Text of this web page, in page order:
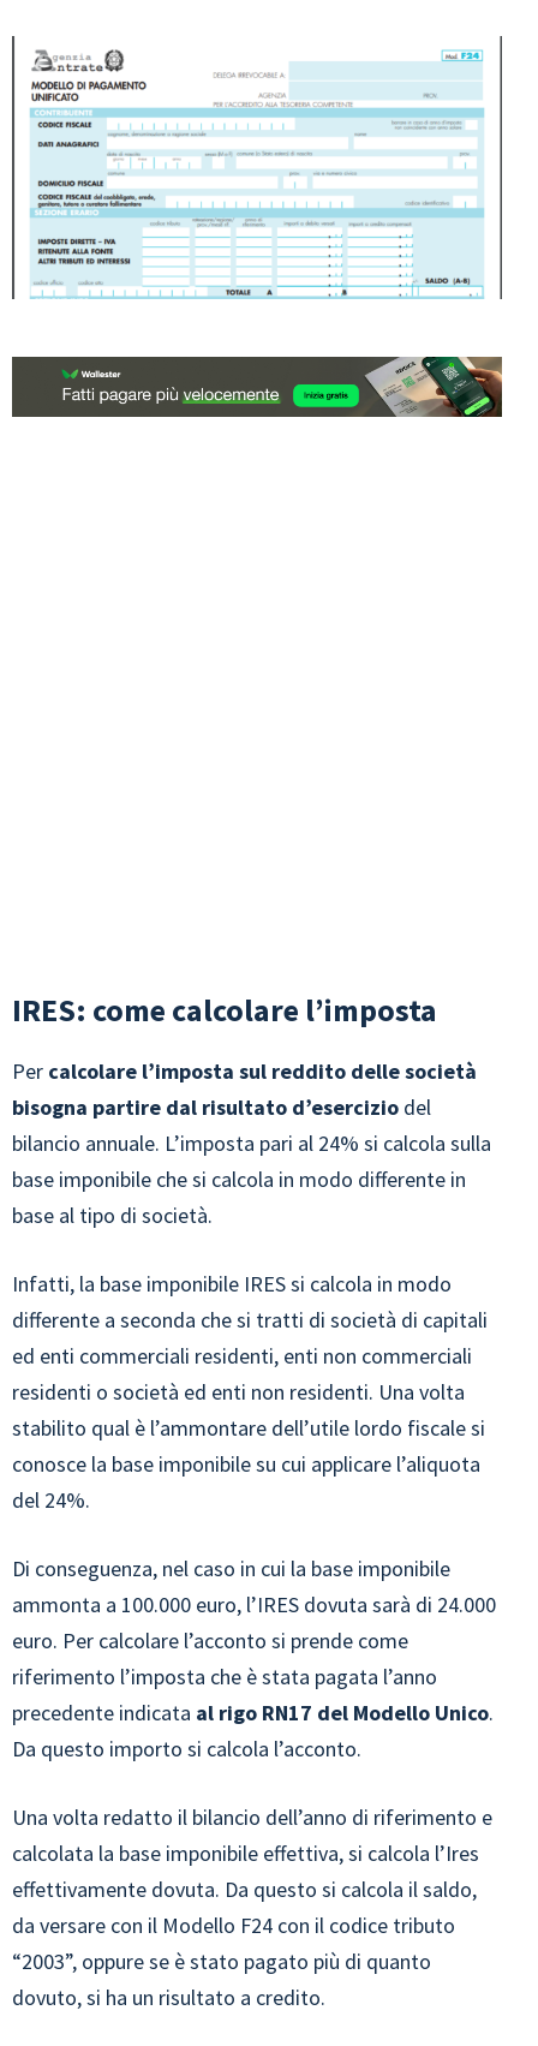
IRES: come calcolare l’imposta
Per calcolare l’imposta sul reddito delle società
bisogna partire dal risultato d’esercizio del
bilancio annuale. L’imposta pari al 24% si calcola sulla
base imponibile che si calcola in modo differente in
base al tipo di società.
Infatti, la base imponibile IRES si calcola in modo
differente a seconda che si tratti di società di capitali
ed enti commerciali residenti, enti non commerciali
residenti o società ed enti non residenti. Una volta
stabilito qual è l’ammontare dell’utile lordo fiscale si
conosce la base imponibile su cui applicare l’aliquota
del 24%.
Di conseguenza, nel caso in cui la base imponibile
ammonta a 100.000 euro, l’IRES dovuta sarà di 24.000
euro. Per calcolare l’acconto si prende come
riferimento l’imposta che è stata pagata l’anno
precedente indicata al rigo RN17 del Modello Unico.
Da questo importo si calcola l’acconto.
Una volta redatto il bilancio dell’anno di riferimento e
calcolata la base imponibile effettiva, si calcola l’Ires
effettivamente dovuta. Da questo si calcola il saldo,
da versare con il Modello F24 con il codice tributo
“2003”, oppure se è stato pagato più di quanto
dovuto, si ha un risultato a credito.